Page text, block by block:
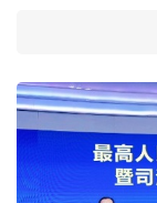
东航：国内客
近346亿元 广
31省份上半年